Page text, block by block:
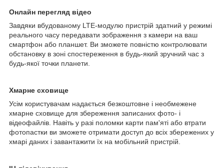
Онлайн перегляд відео
Завдяки вбудованому LTE-модулю пристрій здатний у режимі
реального часу передавати зображення з камери на ваш
смартфон або планшет. Ви зможете повністю контролювати
обстановку в зоні спостереження в будь-який зручний час з
будь-якої точки планети.
Хмарне сховище
Усім користувачам надається безкоштовне і необмежене
хмарне сховище для збереження записаних фото- і
відеофайлів. Навіть у разі поломки карти пам'яті або втрати
фотопастки ви зможете отримати доступ до всіх збережених у
хмарі даних і завантажити їх на мобільний пристрій.